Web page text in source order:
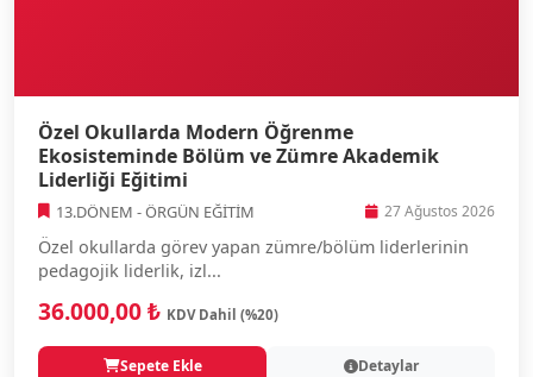
Özel Okullarda Modern Öğrenme
Ekosisteminde Bölüm ve Zümre Akademik
Liderliği Eğitimi
13.DÖNEM - ÖRGÜN EĞİTİM 27 Ağustos 2026
Özel okullarda görev yapan zümre/bölüm liderlerinin
pedagojik liderlik, izl...
36.000,00 ₺ KDV Dahil (%20)
Sepete Ekle Detaylar